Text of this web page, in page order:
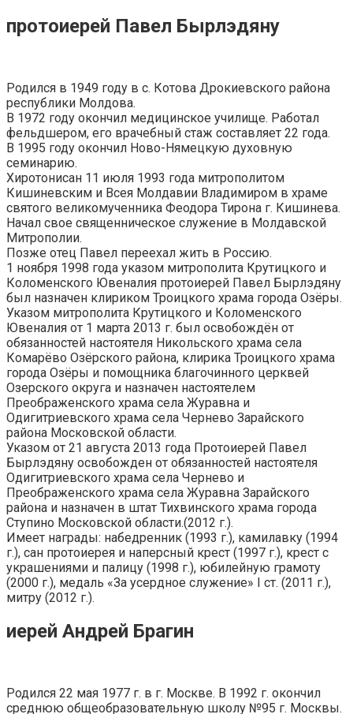
протоиерей Павел Бырлэдяну
Родился в 1949 году в с. Котова Дрокиевского района
республики Молдова.
В 1972 году окончил медицинское училище. Работал
фельдшером, его врачебный стаж составляет 22 года.
В 1995 году окончил Ново-Нямецкую духовную
семинарию.
Хиротонисан 11 июля 1993 года митрополитом
Кишиневским и Всея Молдавии Владимиром в храме
святого великомученника Феодора Тирона г. Кишинева.
Начал свое священническое служение в Молдавской
Митрополии.
Позже отец Павел переехал жить в Россию.
1 ноября 1998 года указом митрополита Крутицкого и
Коломенского Ювеналия протоиерей Павел Бырлэдяну
был назначен клириком Троицкого храма города Озёры.
Указом митрополита Крутицкого и Коломенского
Ювеналия от 1 марта 2013 г. был освобождён от
обязанностей настоятеля Никольского храма села
Комарёво Озёрского района, клирика Троицкого храма
города Озёры и помощника благочинного церквей
Озерского округа и назначен настоятелем
Преображенского храма села Журавна и
Одигитриевского храма села Чернево Зарайского
района Московской области.
Указом от 21 августа 2013 года Протоиерей Павел
Бырлэдяну освобожден от обязанностей настоятеля
Одигитриевского храма села Чернево и
Преображенского храма села Журавна Зарайского
района и назначен в штат Тихвинского храма города
Ступино Московской области.(2012 г.).
Имеет награды: набедренник (1993 г.), камилавку (1994
г.), сан протоиерея и наперсный крест (1997 г.), крест с
украшениями и палицу (1998 г.), юбилейную грамоту
(2000 г.), медаль «За усердное служение» I ст. (2011 г.),
митру (2012 г.).
иерей Андрей Брагин
Родился 22 мая 1977 г. в г. Москве. В 1992 г. окончил
среднюю общеобразовательную школу №95 г. Москвы.